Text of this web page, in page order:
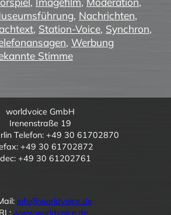
, Nachrichten,
, Station-Voice, Synchron,
, Werbung
Stimme
worldvoice GmbH
Irenenstraße 19
Telefon: +49 30 61702870
+49 30 61702872
+49 30 61202761
info@worldvoice.de
www.worldvoice.de